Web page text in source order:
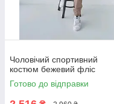
Чоловічий спортивний
костюм бежевий фліс
Готово до відправки